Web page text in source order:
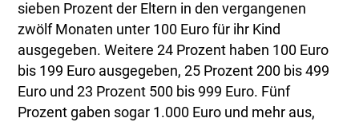
sieben Prozent der Eltern in den vergangenen
zwölf Monaten unter 100 Euro für ihr Kind
ausgegeben. Weitere 24 Prozent haben 100 Euro
bis 199 Euro ausgegeben, 25 Prozent 200 bis 499
Euro und 23 Prozent 500 bis 999 Euro. Fünf
Prozent gaben sogar 1.000 Euro und mehr aus,